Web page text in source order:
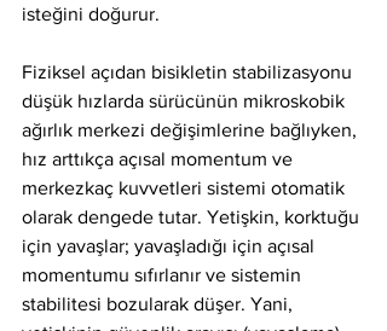
isteğini doğurur.
Fiziksel açıdan bisikletin stabilizasyonu
düşük hızlarda sürücünün mikroskobik
ağırlık merkezi değişimlerine bağlıyken,
hız arttıkça açısal momentum ve
merkezkaç kuvvetleri sistemi otomatik
olarak dengede tutar. Yetişkin, korktuğu
için yavaşlar; yavaşladığı için açısal
momentumu sıfırlanır ve sistemin
stabilitesi bozularak düşer. Yani,